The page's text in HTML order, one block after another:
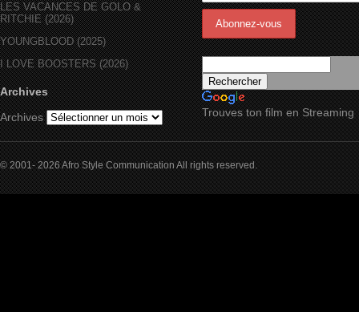
LES VACANCES DE GOLO &
RITCHIE (2026)
YOUNGBLOOD (2025)
I LOVE BOOSTERS (2026)
Archives
Archives
Trouves ton film en Streaming
© 2001- 2026 Afro Style Communication All rights reserved.